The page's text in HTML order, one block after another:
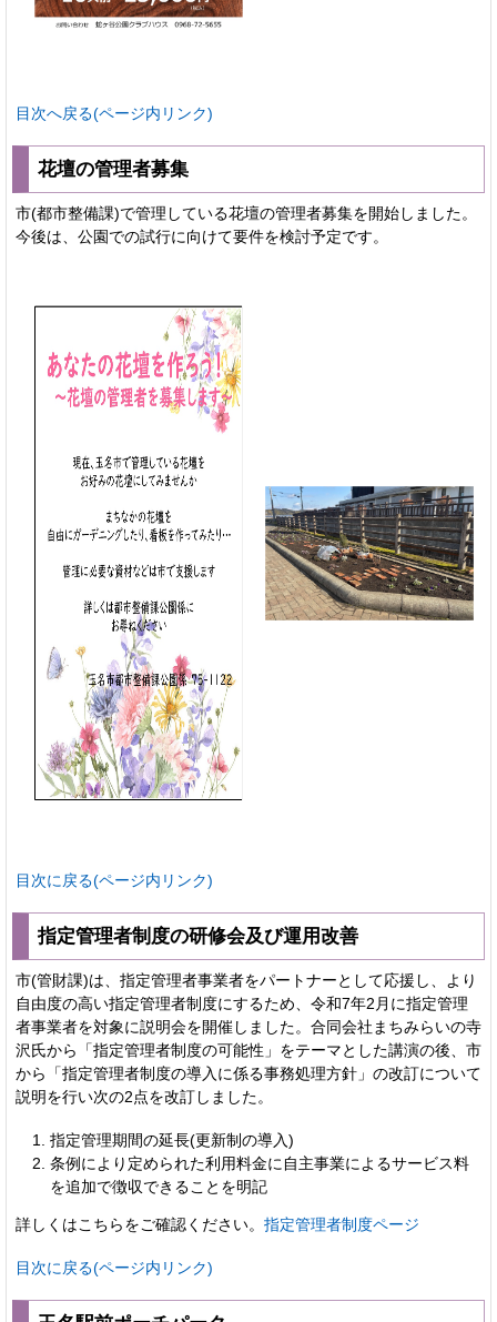
目次へ戻る(ページ内リンク)
花壇の管理者募集
市(都市整備課)で管理している花壇の管理者募集を開始しました。
今後は、公園での試行に向けて要件を検討予定です。
目次に戻る(ページ内リンク)
指定管理者制度の研修会及び運用改善
市(管財課)は、指定管理者事業者をパートナーとして応援し、より
自由度の高い指定管理者制度にするため、令和7年2月に指定管理
者事業者を対象に説明会を開催しました。合同会社まちみらいの寺
沢氏から「指定管理者制度の可能性」をテーマとした講演の後、市
から「指定管理者制度の導入に係る事務処理方針」の改訂について
説明を行い次の2点を改訂しました。
指定管理期間の延長(更新制の導入)
条例により定められた利用料金に自主事業によるサービス料
を追加で徴収できることを明記
詳しくはこちらをご確認ください。 指定管理者制度ページ
目次に戻る(ページ内リンク)